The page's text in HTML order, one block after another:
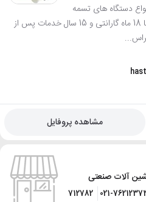
دستگاه های تسمه
کش بادی و شارژی در سراسر کشور با 18 ماه گارانتی و 15 سال خدمات پس از
مشاهده پروفایل
آلات صنعتی
021-
09123712782